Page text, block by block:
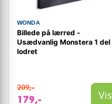
WONDA
Billede på lærred -
Usædvanlig Monstera 1 del
lodret
209,-
179,- Vis